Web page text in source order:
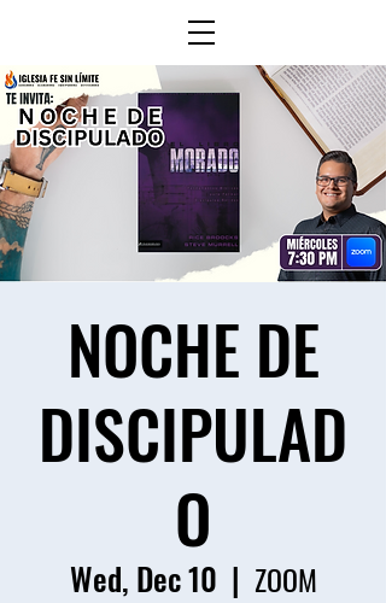
NOCHE DE
DISCIPULAD
O
Wed, Dec 10
  |
ZOOM